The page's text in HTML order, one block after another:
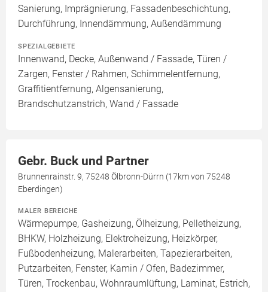
Sanierung, Imprägnierung, Fassadenbeschichtung,
Durchführung, Innendämmung, Außendämmung
SPEZIALGEBIETE
Innenwand, Decke, Außenwand / Fassade, Türen /
Zargen, Fenster / Rahmen, Schimmelentfernung,
Graffitientfernung, Algensanierung,
Brandschutzanstrich, Wand / Fassade
Gebr. Buck und Partner
Brunnenrainstr. 9, 75248 Ölbronn-Dürrn (17km von 75248
Eberdingen)
MALER BEREICHE
Wärmepumpe, Gasheizung, Ölheizung, Pelletheizung,
BHKW, Holzheizung, Elektroheizung, Heizkörper,
Fußbodenheizung, Malerarbeiten, Tapezierarbeiten,
Putzarbeiten, Fenster, Kamin / Ofen, Badezimmer,
Türen, Trockenbau, Wohnraumlüftung, Laminat, Estrich,